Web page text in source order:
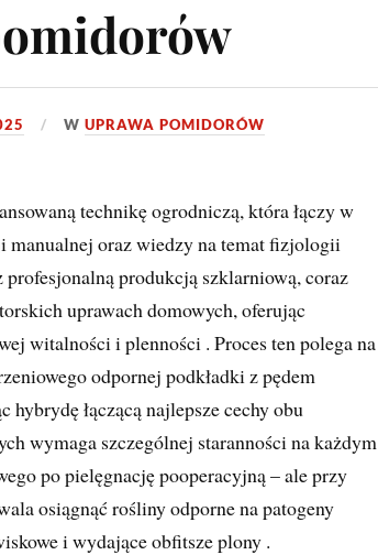
WUPRAWA POMIDORÓW
technikę ogrodniczą, która łączy w
oraz wiedzy na temat fizjologii
produkcją szklarniową, coraz
uprawach domowych, oferując
witalności i plenności . Proces ten polega na
odpornej podkładki z pędem
łączącą najlepsze cechy obu
wymaga szczególnej staranności na każdym
po pielęgnację pooperacyjną – ale przy
osiągnąć rośliny odporne na patogeny
i wydające obfitsze plony .